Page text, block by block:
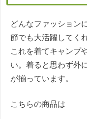
どんなファッション
節でも大活躍してく
これを着てキャンプ
い。着ると思わず外
が揃っています。
こちらの商品は